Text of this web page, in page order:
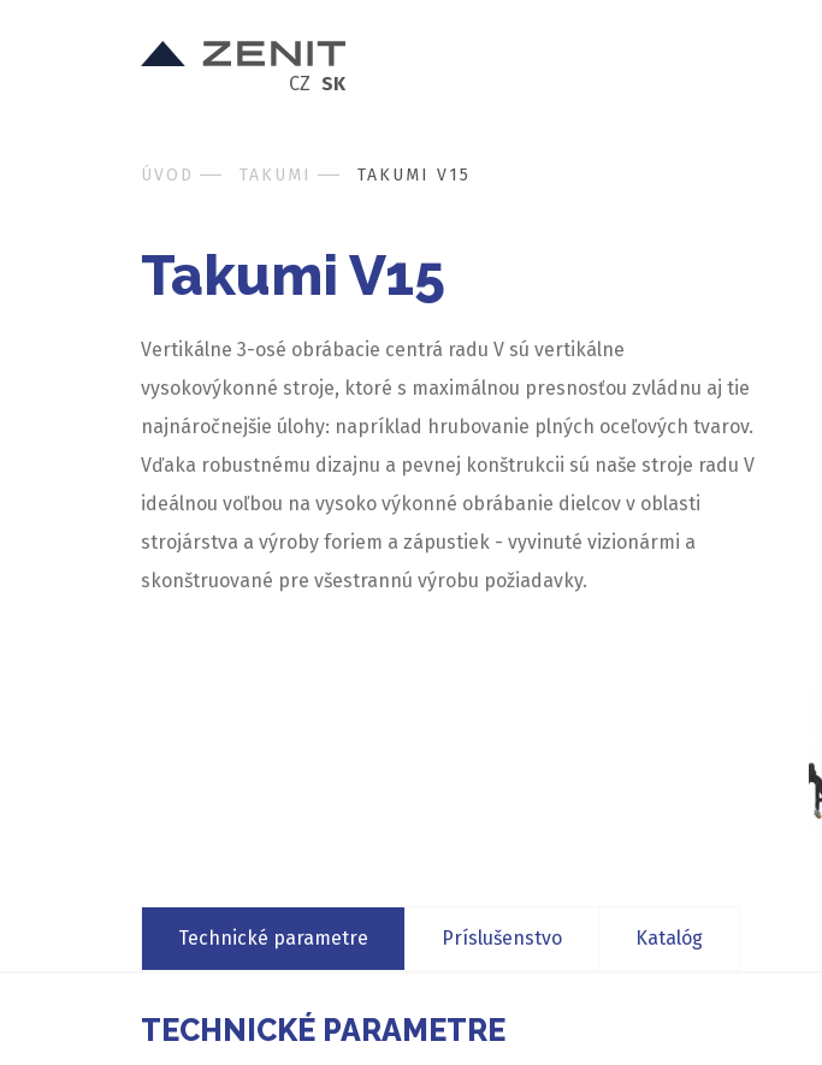
CZ SK
ÚVOD TAKUMI TAKUMI V15
Takumi V15
Vertikálne 3-osé obrábacie centrá radu V sú vertikálne
vysokovýkonné stroje, ktoré s maximálnou presnosťou zvládnu aj tie
najnáročnejšie úlohy: napríklad hrubovanie plných oceľových tvarov.
Vďaka robustnému dizajnu a pevnej konštrukcii sú naše stroje radu V
ideálnou voľbou na vysoko výkonné obrábanie dielcov v oblasti
strojárstva a výroby foriem a zápustiek - vyvinuté vizionármi a
skonštruované pre všestrannú výrobu požiadavky.
Technické parametre Príslušenstvo Katalóg
TECHNICKÉ PARAMETRE